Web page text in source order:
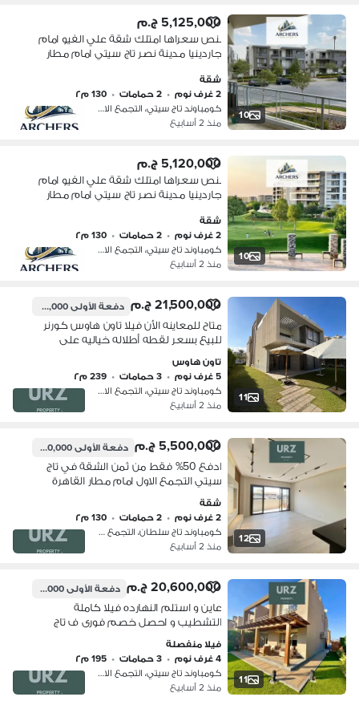
10
5,125,000 ج.م
بنص سعراها امتلك شقة علي الفيو امام
جاردينيا مدينة نصر تاج سيتي امام مطار
الخامس بجوار هايدبارك - ميفيدا - بالم
هيلز
شقة
2 غرف نوم
• 2 حمامات • 130 م٢
كومباوند تاج سيتي، التجمع الاول
منذ 2 أسابيع
10
5,120,000 ج.م
بنص سعراها امتلك شقة علي الفيو امام
جاردينيا مدينة نصر تاج سيتي امام مطار
الخامس بجوار هايدبارك - ميفيدا - بالم
هيلز
شقة
2 غرف نوم
• 2 حمامات • 130 م٢
كومباوند تاج سيتي، التجمع الاول
منذ 2 أسابيع
11
21,500,000 ج.م دفعة الأولى2,100,000 ج.م
متاح للمعاينه الأن فيلا تاون هاوس كورنر
للبيع بسعر لقطه أطلاله خياليه على
بالقرب من سوديك و الباتيو لافيستا
سعاده
تاون هاوس
5 غرف نوم
• 3 حمامات • 239 م٢
كومباوند تاج سيتي، التجمع الاول
منذ 2 أسابيع
12
5,500,000 ج.م دفعة الأولى1,100,000 ج.م
ادفع 50% فقط من ثمن الشقة في تاج
سيتي التجمع الاول امام مطار القاهرة
وبالقرب من مدينتي و بالم هيلز و ميفيدا و
هايد بارك و ماونتن فيو
شقة
2 غرف نوم
• 2 حمامات • 130 م٢
كومباوند تاج سلطان، التجمع الاول
منذ 2 أسابيع
11
20,600,000 ج.م دفعة الأولى3,100,000 ج.م
عاين و استلم النهارده فيلا كاملة
التشطيب و احصل خصم فورى ف تاج
سيتي أطلاله خياليه سنترال بارك خصوصيه
كامله بجوار سوان ليك الرحاب بالقرب من
مفيدا سوديك
فيلا منفصلة
4 غرف نوم
• 3 حمامات • 195 م٢
كومباوند تاج سيتي، التجمع الاول
منذ 2 أسابيع